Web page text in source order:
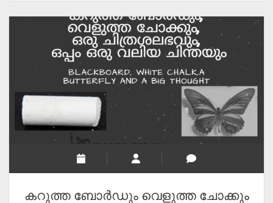
Parents
Are
Remembered
On
This
Day
Called
Father’s
കറുത്ത ബോർഡും വെളുത്ത ചോക്കും